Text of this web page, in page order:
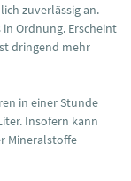
zuverlässig an.
Ordnung. Erscheint
dringend mehr
in einer Stunde
Insofern kann
Mineralstoffe